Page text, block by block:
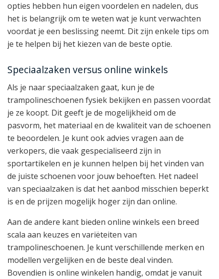
opties hebben hun eigen voordelen en nadelen, dus
het is belangrijk om te weten wat je kunt verwachten
voordat je een beslissing neemt. Dit zijn enkele tips om
je te helpen bij het kiezen van de beste optie.
Speciaalzaken versus online winkels
Als je naar speciaalzaken gaat, kun je de
trampolineschoenen fysiek bekijken en passen voordat
je ze koopt. Dit geeft je de mogelijkheid om de
pasvorm, het materiaal en de kwaliteit van de schoenen
te beoordelen. Je kunt ook advies vragen aan de
verkopers, die vaak gespecialiseerd zijn in
sportartikelen en je kunnen helpen bij het vinden van
de juiste schoenen voor jouw behoeften. Het nadeel
van speciaalzaken is dat het aanbod misschien beperkt
is en de prijzen mogelijk hoger zijn dan online.
Aan de andere kant bieden online winkels een breed
scala aan keuzes en variëteiten van
trampolineschoenen. Je kunt verschillende merken en
modellen vergelijken en de beste deal vinden.
Bovendien is online winkelen handig, omdat je vanuit